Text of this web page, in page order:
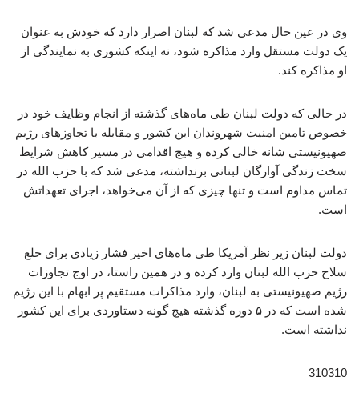
وی در عین حال مدعی شد که لبنان اصرار دارد که خودش به عنوان
یک دولت مستقل وارد مذاکره شود، نه اینکه کشوری به نمایندگی از
او مذاکره کند.
در حالی که دولت لبنان طی ماه‌های گذشته از انجام وظایف خود در
خصوص تامین امنیت شهروندان این کشور و مقابله با تجاوزهای رژیم
صهیونیستی شانه خالی کرده و هیچ اقدامی در مسیر کاهش شرایط
سخت زندگی آوارگان لبنانی برنداشته، مدعی شد که با حزب الله در
تماس مداوم است و تنها چیزی که از آن می‌خواهد، اجرای تعهداتش
است.
دولت لبنان زیر نظر آمریکا طی ماه‌های اخیر فشار زیادی برای خلع
سلاح حزب الله لبنان وارد کرده و در همین راستا، در اوج تجاوزات
رژیم صهیونیستی به لبنان، وارد مذاکرات مستقیم پر ابهام با این رژیم
شده است که در ۵ دوره گذشته هیچ گونه دستاوردی برای این کشور
نداشته است.
310310